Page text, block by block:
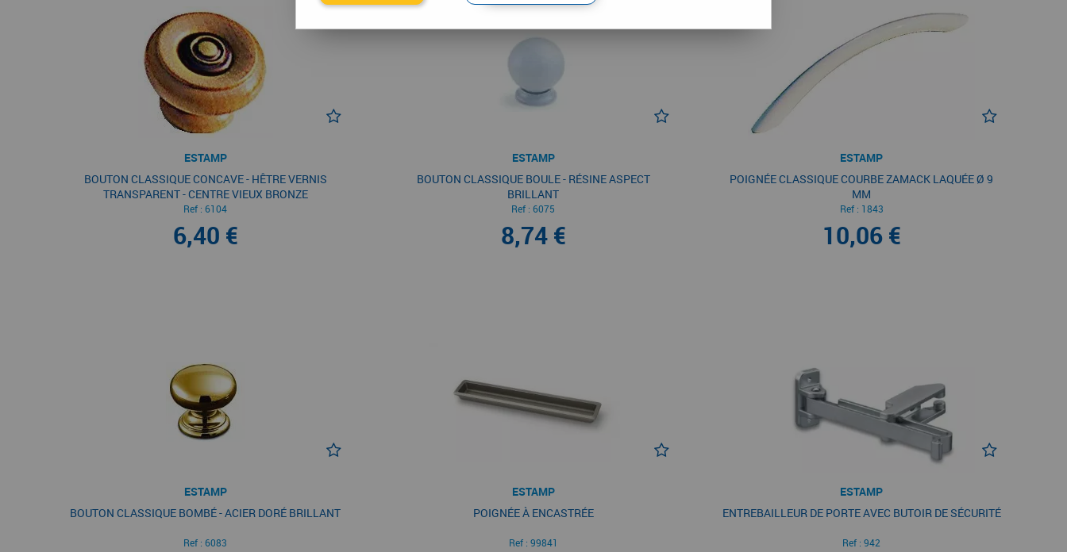
ESTAMP
BOUTON CLASSIQUE CONCAVE - HÊTRE VERNIS
TRANSPARENT - CENTRE VIEUX BRONZE
Ref :6104
6,40 €
ESTAMP
BOUTON CLASSIQUE BOULE - RÉSINE ASPECT
BRILLANT
Ref :6075
8,74 €
ESTAMP
POIGNÉE CLASSIQUE COURBE ZAMACK LAQUÉE Ø 9
MM
Ref : 1843
10,06 €
ESTAMP
BOUTON CLASSIQUE BOMBÉ - ACIER DORÉ BRILLANT
Ref :6083
ESTAMP
POIGNÉE À ENCASTRÉE
Ref : 99841
ESTAMP
ENTREBAILLEUR DE PORTE AVEC BUTOIR DE SÉCURITÉ
Ref :942